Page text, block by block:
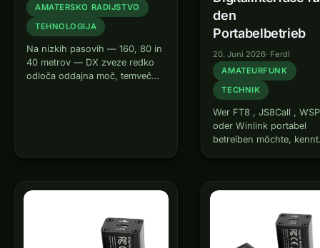
AMATERSKO RADIJSTVO
TEHNOLOGIJA
Na nizkih pasovih — 160, 80 in
40 metrov — DX zveze redko
odloča oddajna moč, temveč
den
Portabelbetrieb
20. Juni 2026· Ferdl
AMATEURFUNK
TECHNIK
Wer FT8 , JS8Call ,
oder Winlink portabel
betreiben möchte, kennt
dazwischen ein
Kabelgewirr aus USB-
PTT-Adapter und
Ferritkernen. Digirig